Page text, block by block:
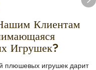
Клиентам
Игрушек?
плюшевых игрушек дарит